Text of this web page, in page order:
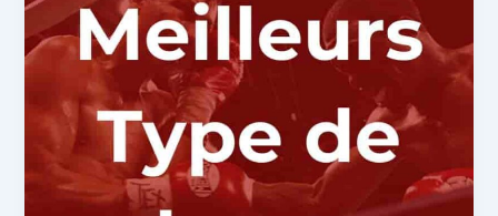
bonnes
raisons